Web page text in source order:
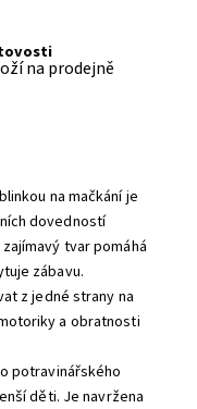
na prodejně
na mačkání je
dovedností
tvar pomáhá
zábavu.
z jedné strany na
a obratnosti
potravinářského
děti. Je navržena